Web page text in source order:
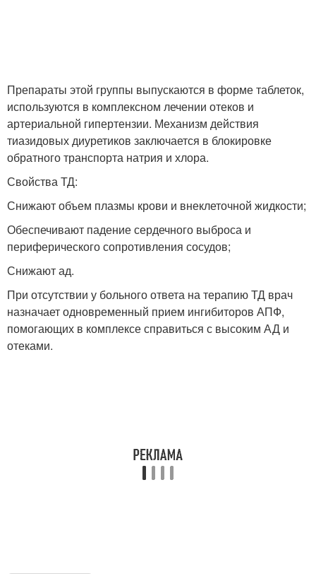
Препараты этой группы выпускаются в форме таблеток,
используются в комплексном лечении отеков и
артериальной гипертензии. Механизм действия
тиазидовых диуретиков заключается в блокировке
обратного транспорта натрия и хлора.
Свойства ТД:
Снижают объем плазмы крови и внеклеточной жидкости;
Обеспечивают падение сердечного выброса и
периферического сопротивления сосудов;
Снижают ад.
При отсутствии у больного ответа на терапию ТД врач
назначает одновременный прием ингибиторов АПФ,
помогающих в комплексе справиться с высоким АД и
отеками.